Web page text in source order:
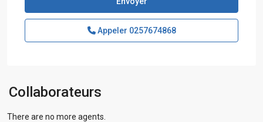
Appeler 0257674868
Collaborateurs
There are no more agents.